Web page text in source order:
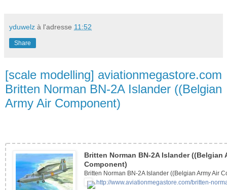
yduwelz à l'adresse 11:52
Share
[scale modelling] aviationmegastore.com
Britten Norman BN-2A Islander ((Belgian
Army Air Component)
Britten Norman BN-2A Islander ((Belgian
Component)
Britten Norman BN-2A Islander ((Belgian Army Air
http://www.aviationmegastore.com/britten-